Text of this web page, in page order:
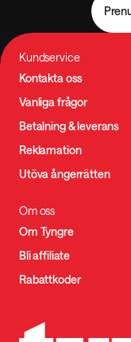
Kundservice
Kontakta oss
Vanliga frågor
Betalning & leverans
Reklamation
Utöva ångerrätten
Om oss
Om Tyngre
Bli affiliate
Rabattkoder